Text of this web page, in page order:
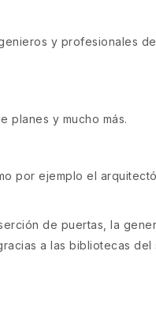
y profesionales
planes y mucho más.
por ejemplo el
de puertas, la
a las bibliotecas del